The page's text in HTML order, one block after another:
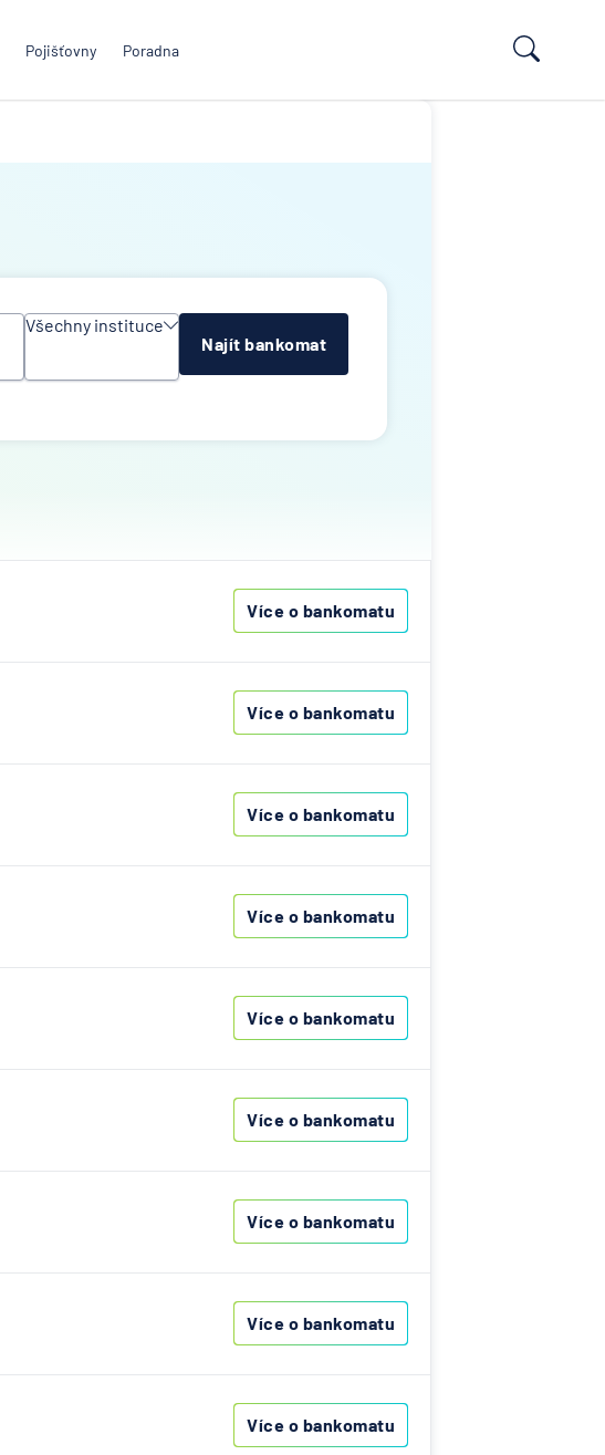
Pojišťovny Poradna
Všechny instituce
instituce
Česká
spořitelna
spořitelna
Bank
Najít bankomat
Více o bankomatu
Více o bankomatu
Více o bankomatu
Více o bankomatu
Více o bankomatu
Více o bankomatu
Více o bankomatu
Více o bankomatu
Více o bankomatu